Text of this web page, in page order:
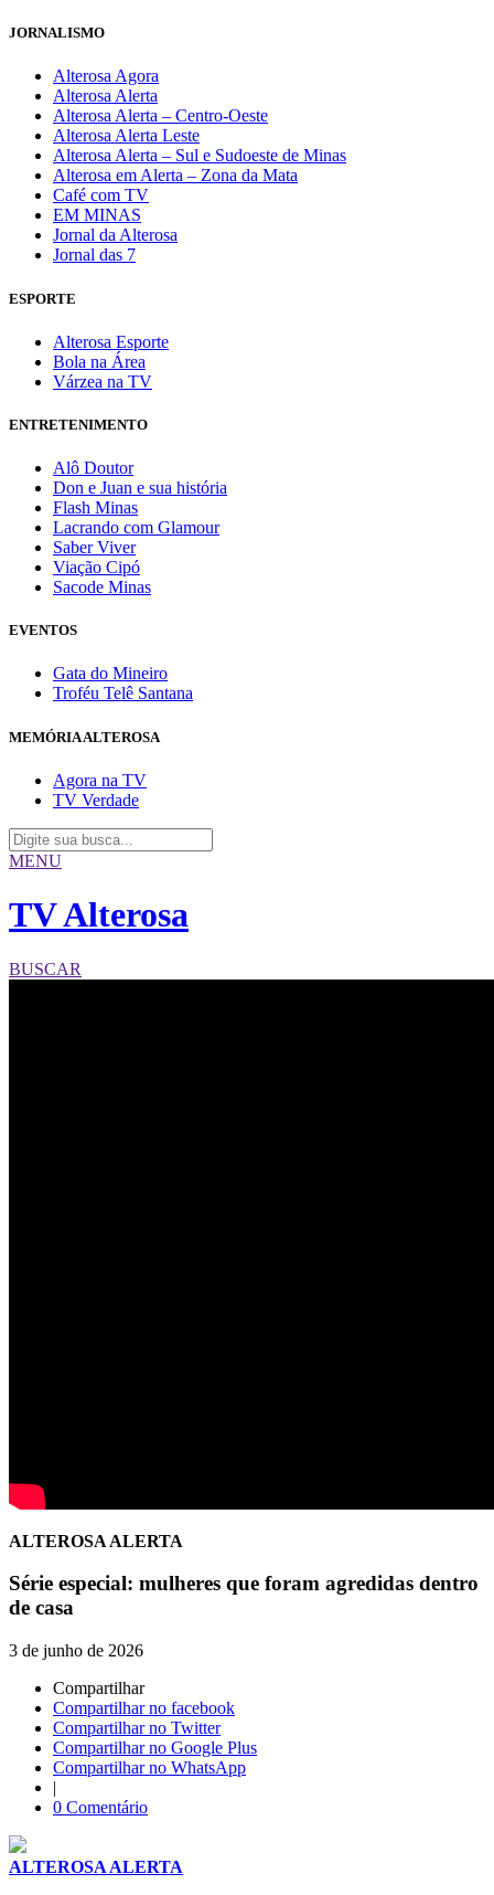
JORNALISMO
Alterosa Agora
Alterosa Alerta
Alterosa Alerta – Centro-Oeste
Alterosa Alerta Leste
Alterosa Alerta – Sul e Sudoeste de Minas
Alterosa em Alerta – Zona da Mata
Café com TV
EM MINAS
Jornal da Alterosa
Jornal das 7
ESPORTE
Alterosa Esporte
Bola na Área
Várzea na TV
ENTRETENIMENTO
Alô Doutor
Don e Juan e sua história
Flash Minas
Lacrando com Glamour
Saber Viver
Viação Cipó
Sacode Minas
EVENTOS
Gata do Mineiro
Troféu Telê Santana
MEMÓRIA ALTEROSA
Agora na TV
TV Verdade
MENU
TV Alterosa
BUSCAR
ALTEROSA ALERTA
Série especial: mulheres que foram agredidas dentro
de casa
3 de junho de 2026
Compartilhar
Compartilhar no facebook
Compartilhar no Twitter
Compartilhar no Google Plus
Compartilhar no WhatsApp
|
0 Comentário
ALTEROSA ALERTA